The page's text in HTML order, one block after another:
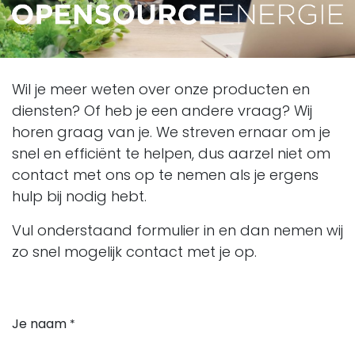
Wil je meer weten over onze producten en
diensten? Of heb je een andere vraag? Wij
horen graag van je. We streven ernaar om je
snel en efficiënt te helpen, dus aarzel niet om
contact met ons op te nemen als je ergens
hulp bij nodig hebt.
Vul onderstaand formulier in en dan nemen wij
zo snel mogelijk contact met je op.
Je naam *